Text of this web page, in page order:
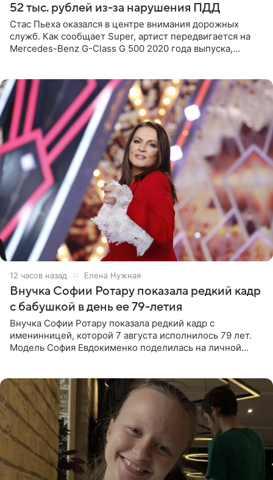
52 тыс. рублей из-за нарушения ПДД
Стас Пьеха оказался в центре внимания дорожных
служб. Как сообщает Super, артист передвигается на
Mercedes-Benz G-Class G 500 2020 года выпуска,
12 часов назад Елена Нужная
Внучка Софии Ротару показала редкий кадр
с бабушкой в день ее 79-летия
Внучка Софии Ротару показала редкий кадр с
именинницей, которой 7 августа исполнилось 79 лет.
Модель София Евдокименко поделилась на личной